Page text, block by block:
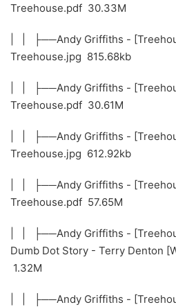
Treehouse.pdf 30.33M
| | ├──Andy Griffiths -
Treehouse.jpg 815.68kb
| | ├──Andy Griffiths -
Treehouse.pdf 30.61M
| | ├──Andy Griffiths -
Treehouse.jpg 612.92kb
| | ├──Andy Griffiths -
Treehouse.pdf 57.65M
| | ├──Andy Griffiths -
Dumb Dot Story - Terry Denton
1.32M
| | ├──Andy Griffiths -